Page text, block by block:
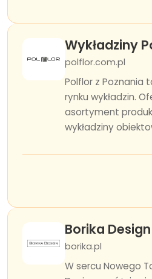
Wykładziny
polflor.com.pl
Polflor z Poznania
rynku wykładzin.
asortyment
wykładziny
Borika Design
borika.pl
W sercu Nowego